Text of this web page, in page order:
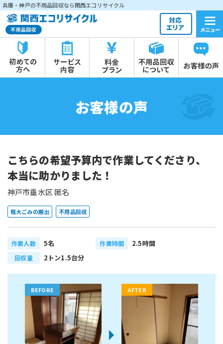
兵庫・神戸の不用品回収なら関西エコリサイクル
お客様の声
こちらの希望予算内で作業してくださり、
本当に助かりました！
神戸市垂水区 匿名
粗大ごみの搬出 不用品回収
作業人数 5名 作業時間 2.5時間
回収量 2トン1.5台分